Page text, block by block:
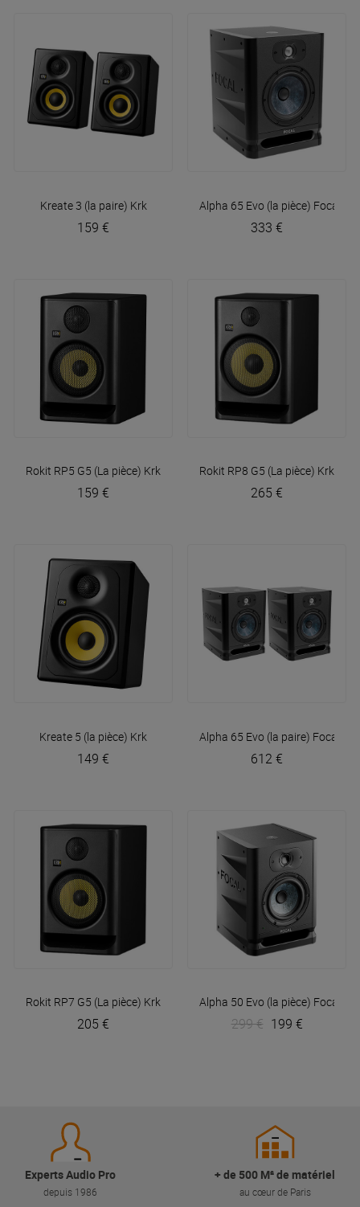
Kreate 3 (la paire) Krk
159 €
Alpha 65 Evo (la pièce) Focal
333 €
Rokit RP5 G5 (La pièce) Krk
159 €
Rokit RP8 G5 (La pièce) Krk
265 €
Kreate 5 (la pièce) Krk
149 €
Alpha 65 Evo (la paire) Focal
612 €
Rokit RP7 G5 (La pièce) Krk
205 €
Alpha 50 Evo (la pièce) Focal
299 € 199 €
Experts Audio Pro
depuis 1986
+ de 500 M² de matériel
au cœur de Paris